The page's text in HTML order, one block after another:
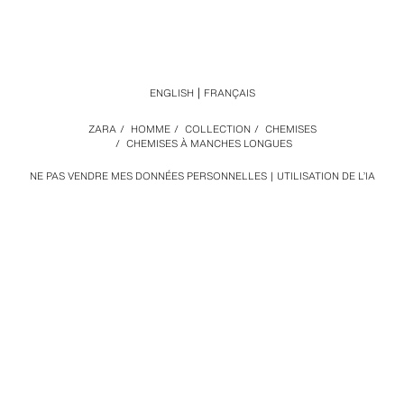
NE PAS VENDRE MES DONNÉES PERSONNELLES UTILISATION DE L’IA
ZARA / HOMME / COLLECTION / CHEMISES
/ CHEMISES À MANCHES LONGUES
ENGLISH FRANÇAIS